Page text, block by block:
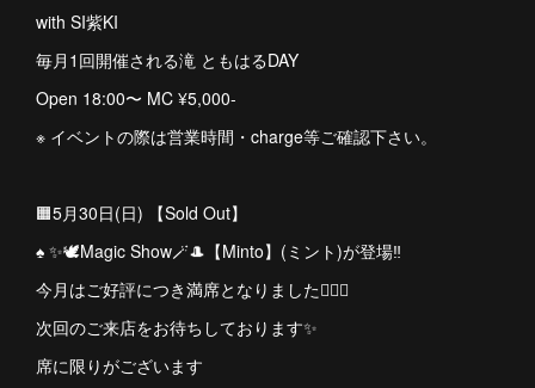
with SI紫KI
毎月1回開催される滝 ともはるDAY
Open 18:00〜 MC ¥5,000-
※ イベントの際は営業時間・charge等ご確認下さい。
🟧5月30日(日) 【Sold Out】
♠️ ✨🕊️Magic Show🪄🎩【Minto】(ミント)が登場‼︎
今月はご好評につき満席となりました🙇🏻‍♀️
次回のご来店をお待ちしております✨
席に限りがございます